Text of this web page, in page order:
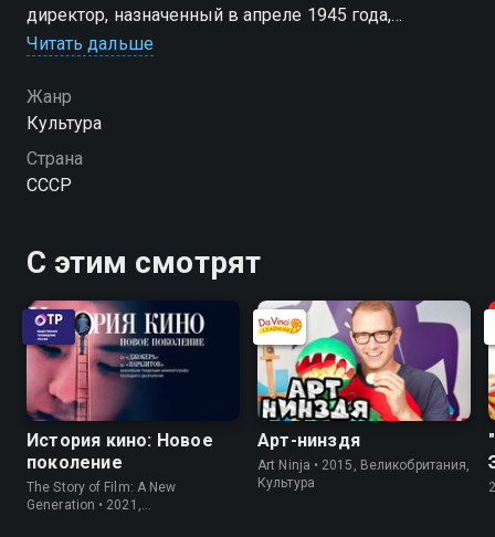
директор, назначенный в апреле 1945 года,
писатель-пушкинист, искусствовед С.С. Гейченко.
Пушкину и его памяти
Читать дальше
Жанр
Культура
Страна
СССР
С этим смотрят
История кино: Новое
поколение
The Story of Film: A New
Generation • 2021,
Арт-нинздя
Art Ninja • 2015, Великобритания,
Культура